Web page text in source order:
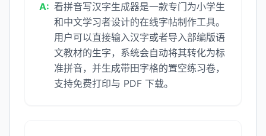
A: 看拼音写汉字生成器是一款专门为小学生
和中文学习者设计的在线字帖制作工具。
用户可以直接输入汉字或者导入部编版语
文教材的生字，系统会自动将其转化为标
准拼音，并生成带田字格的置空练习卷，
支持免费打印与 PDF 下载。